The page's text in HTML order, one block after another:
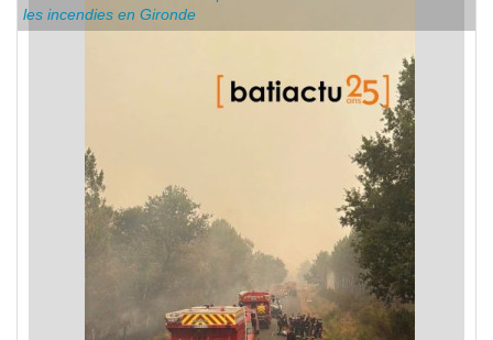
C'est dans l'actu : des entreprises de bâtiment se mobilisent sur
les incendies en Gironde